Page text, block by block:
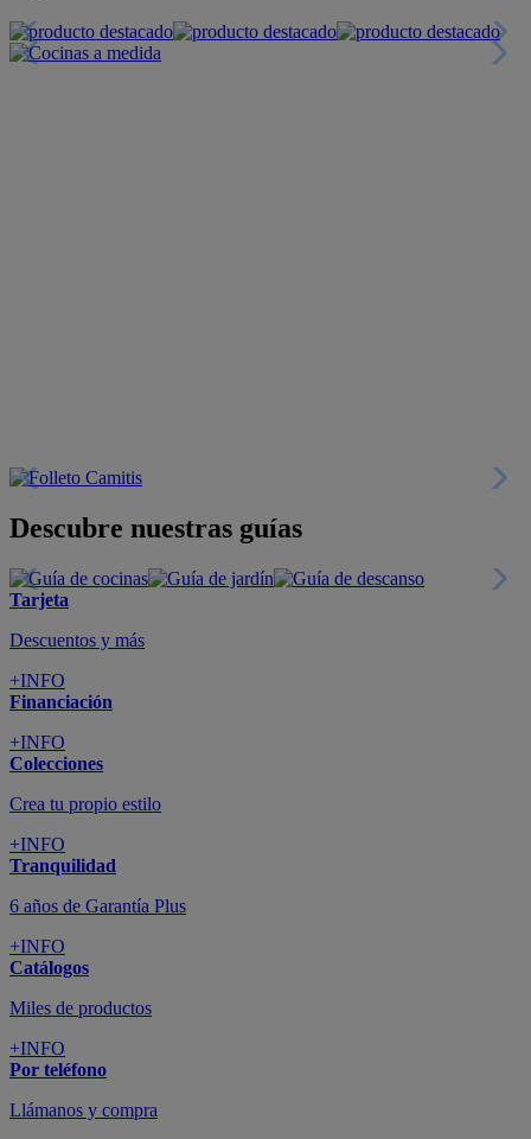
Descubre nuestras guías
Tarjeta
Descuentos y más
+INFO
Financiación
+INFO
Colecciones
Crea tu propio estilo
+INFO
Tranquilidad
6 años de Garantía Plus
+INFO
Catálogos
Miles de productos
+INFO
Por teléfono
Llámanos y compra